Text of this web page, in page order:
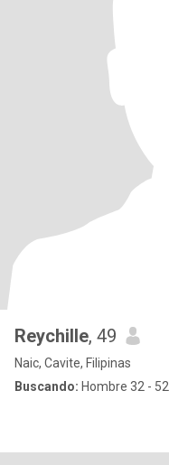
Reychille, 49
Naic, Cavite, Filipinas
Buscando: Hombre 32 - 52